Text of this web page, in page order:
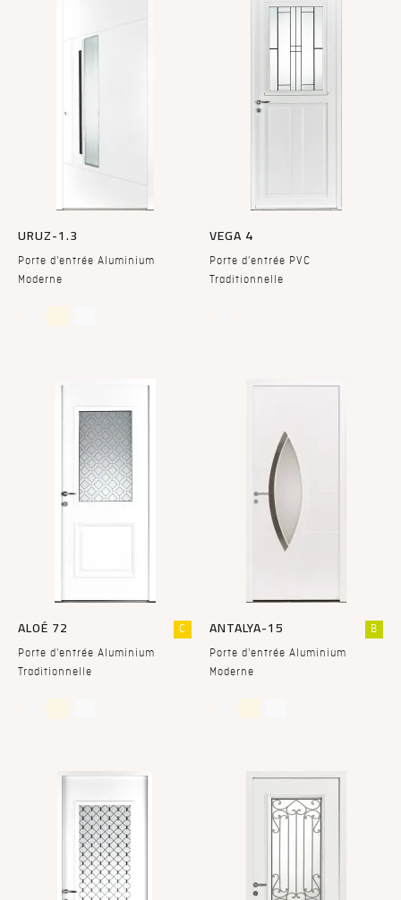
URUZ-1.3
Porte d'entrée Aluminium
Moderne
VEGA 4
Porte d'entrée PVC
Traditionnelle
ALOÉ 72
Porte d'entrée Aluminium
Traditionnelle
C ANTALYA-15
Porte d'entrée Aluminium
Moderne
B